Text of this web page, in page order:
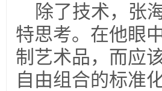
除了技术，张
特思考。在他眼
制艺术品，而应
自由组合的标准